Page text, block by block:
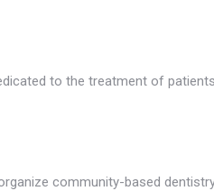
to the treatment of
community-based